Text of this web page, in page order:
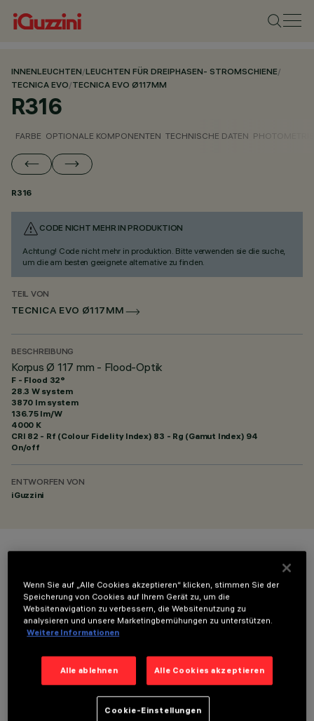
INNENLEUCHTEN/LEUCHTEN FÜR DREIPHASEN- STROMSCHIENE/
TECNICA EVO/TECNICA EVO Ø117MM
R316
FARBE OPTIONALE KOMPONENTEN TECHNISCHE DATEN
R316
CODE NICHT MEHR IN PRODUKTION
Achtung! Code nicht mehr in produktion. Bitte verwenden sie die suche,
um die am besten geeignete alternative zu finden.
TEIL VON
TECNICA EVO Ø117MM
BESCHREIBUNG
Korpus Ø 117 mm - Flood-Optik
F - Flood 32°
28.3 W system
3870 lm system
136.75 lm/W
4000 K
CRI 82 - Rf (Colour Fidelity Index) 83 - Rg (Gamut Index) 94
On/off
ENTWORFEN VON
iGuzzini
OPTIONALE KOMPONENTEN
Wenn Sie auf „Alle Cookies akzeptieren“ klicken, stimmen Sie der
Speicherung von Cookies auf Ihrem Gerät zu, um die
Websitenavigation zu verbessern, die Websitenutzung zu
analysieren und unsere Marketingbemühungen zu unterstützen.
Weitere Informationen
Alle ablehnen Alle Cookies akzeptieren
Cookie-Einstellungen